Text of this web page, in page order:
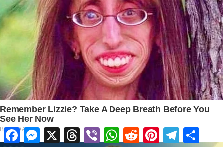
FacebookMessenger
X ThreadsViber WhatsApp
RedditPinterestTelegram